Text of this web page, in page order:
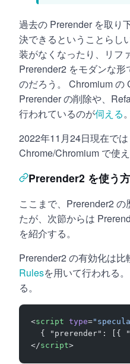
過去の Prerender を取り
決できるということらし
装がなくなったり、リフ
Prerender2 をモダンな
のだろう。 Chromium の
Prerender の削除や、
行われているのが伺える。
2022年11月24日現在で
Chrome/Chromium で使え
Prerender2 を使う
ここまで、Prerender2
たが、次節からは
を紹介する。
Prerender2 の有効化は比
Rulesを用いて行われる
る。
<script type=
{ "prerender": [{
</script>